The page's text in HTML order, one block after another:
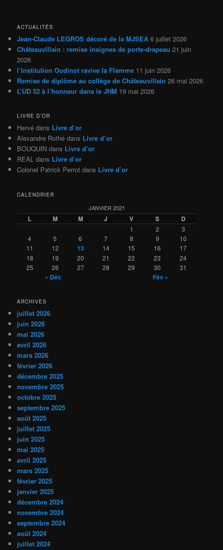
ACTUALITÉS
Jean-Claude LEGROS décoré de la MJSEA 6 juillet 2026
Châteauvillain : remise insignes de porte-drapeau 21 juin
2026
l’Institution Oudinot ravive la Flamme 11 juin 2026
Remise de diplôme au collège de Châteauvillain 26 mai 2026
L’UD 52 à l’honneur dans le JHM 19 mai 2026
LIVRE D’OR
Hervé dans Livre d’or
Alexandre Rothé dans Livre d’or
BOUQUIN dans Livre d’or
REAL dans Livre d’or
Colonel Patrick Perrot dans Livre d’or
CALENDRIER
JANVIER 2021
L M M J V S D
1 2
3
4
5 6 7 8 9
10
11
12 13 14 15 16
17
18
19 20 21 22 23
24
25
26 27 28 29 30 31
« Déc Fév »
ARCHIVES
juillet 2026
juin 2026
mai 2026
avril 2026
mars 2026
février 2026
décembre 2025
novembre 2025
octobre 2025
septembre 2025
août 2025
juillet 2025
juin 2025
mai 2025
avril 2025
mars 2025
février 2025
janvier 2025
décembre 2024
novembre 2024
septembre 2024
août 2024
juillet 2024